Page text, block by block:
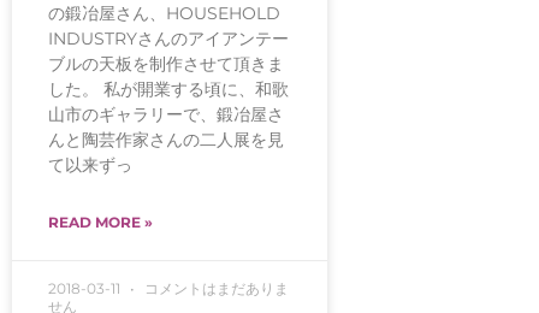
の鍛冶屋さん、HOUSEHOLD
INDUSTRYさんのアイアンテー
ブルの天板を制作させて頂きま
した。 私が開業する頃に、和歌
山市のギャラリーで、鍛冶屋さ
んと陶芸作家さんの二人展を見
て以来ずっ
READ MORE »
2018-03-11
コメントはまだありま
せん